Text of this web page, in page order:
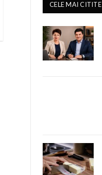
CELE MAI CITITE